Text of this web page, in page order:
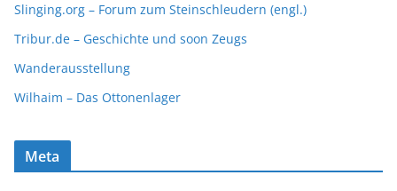
Slinging.org – Forum zum Steinschleudern (engl.)
Tribur.de – Geschichte und soon Zeugs
Wanderausstellung
Wilhaim – Das Ottonenlager
Meta